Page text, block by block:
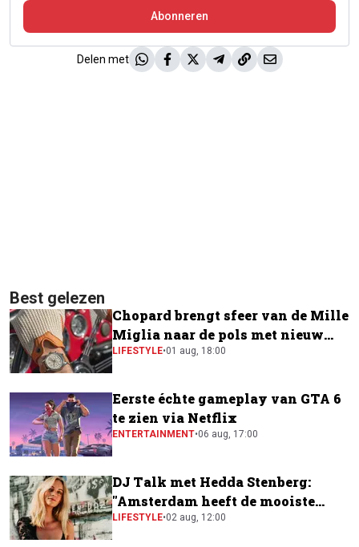
Abonneren
Delen met
Best gelezen
Chopard brengt sfeer van de Mille
Miglia naar de pols met nieuw
horloge
LIFESTYLE•01 aug, 18:00
Eerste échte gameplay van GTA 6
te zien via Netflix
ENTERTAINMENT•06 aug, 17:00
DJ Talk met Hedda Stenberg:
"Amsterdam heeft de mooiste
festivalscene van Europa"
LIFESTYLE•02 aug, 12:00